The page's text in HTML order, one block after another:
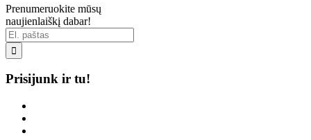
Prenumeruokite mūsų
naujienlaiškį dabar!

Prisijunk ir tu!